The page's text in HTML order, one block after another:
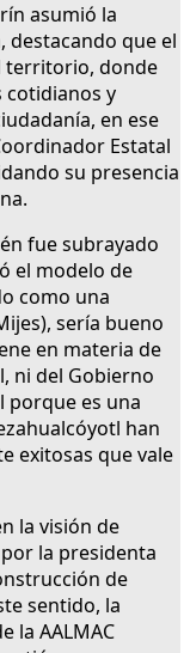
asumió la
destacando que el
territorio, donde
cotidianos y
en ese
Estatal
su presencia
fue subrayado
el modelo de
como una
sería bueno
en materia de
ni del Gobierno
porque es una
han
exitosas que vale
la visión de
la presidenta
de
sentido, la
la AALMAC